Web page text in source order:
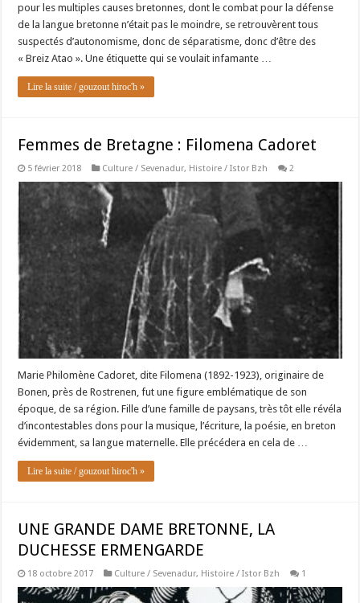
pour les multiples causes bretonnes, dont le combat pour la défense
de la langue bretonne n’était pas le moindre, se retrouvèrent tous
suspectés d’autonomisme, donc de séparatisme, donc d’être des
« Breiz Atao ». Une étiquette qui se voulait infamante …
Lire la suite / gouzout hiroc'h »
Femmes de Bretagne : Filomena Cadoret
5 février 2018 Culture / Sevenadur, Histoire / Istor Bzh 2
Marie Philomène Cadoret, dite Filomena (1892-1923), originaire de
Bonen, près de Rostrenen, fut une figure emblématique de son
époque, de sa région. Fille d’une famille de paysans, très tôt elle révéla
d’incontestables dons pour la musique, l’écriture, la poésie, en breton
évidemment, sa langue maternelle. Elle précédera en cela de …
Lire la suite / gouzout hiroc'h »
UNE GRANDE DAME BRETONNE, LA
DUCHESSE ERMENGARDE
18 octobre 2017 Culture / Sevenadur, Histoire / Istor Bzh 1